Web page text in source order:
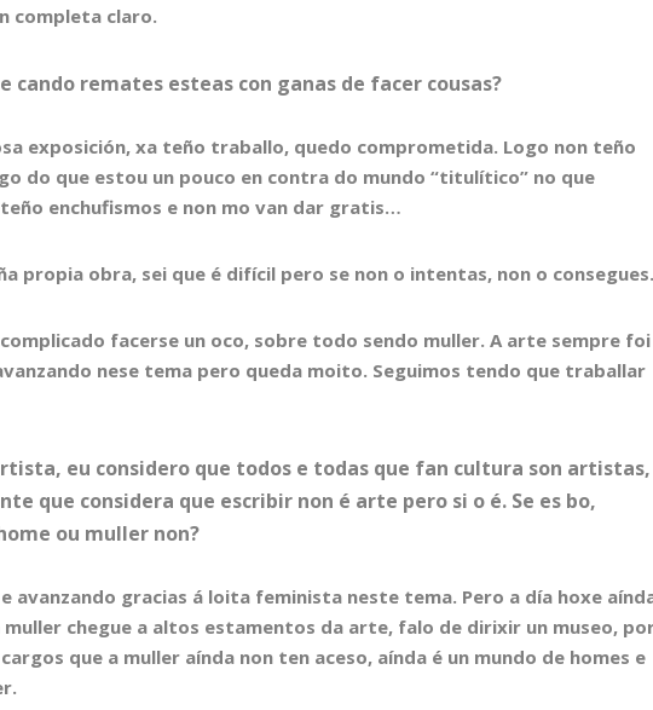
completa claro.
cando remates esteas con ganas de facer cousas?
exposición, xa teño traballo, quedo comprometida. Logo non teño
do que estou un pouco en contra do mundo “titulítico” no que
enchufismos e non mo van dar gratis…
propia obra, sei que é difícil pero se non o intentas, non o
facerse un oco, sobre todo sendo muller. A arte sempre foi
nese tema pero queda moito. Seguimos tendo que traballar
eu considero que todos e todas que fan cultura son artistas,
que considera que escribir non é arte pero si o é. Se es bo,
ou muller non?
avanzando gracias á loita feminista neste tema. Pero a día hoxe
muller chegue a altos estamentos da arte, falo de dirixir un museo,
que a muller aínda non ten aceso, aínda é un mundo de homes e